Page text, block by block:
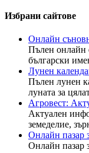
Избрани сайтове
Онлайн
Пълен онлайн
български
Лунен
Пълен лунен
луната за
Агровест:
Актуален
земеделие,
Онлайн пазар
Онлайн пазар